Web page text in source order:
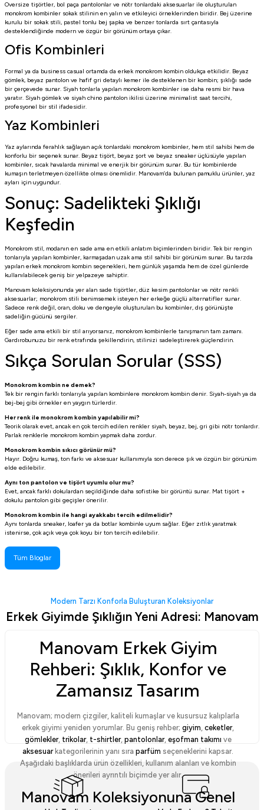
Oversize tişörtler, bol paça pantolonlar ve nötr tonlardaki aksesuarlar ile oluşturulan
monokrom kombinler sokak stilinin en yalın ve etkileyici örneklerinden biridir. Bej üzerine
kurulu bir sokak stili, pastel tonlu bej şapka ve benzer tonlarda sırt çantasıyla
desteklendiğinde modern ve özgür bir görünüm ortaya çıkar.
Ofis Kombinleri
Formal ya da business casual ortamda da erkek monokrom kombin oldukça etkilidir. Beyaz
gömlek, beyaz pantolon ve hafif gri detaylı kemer ile desteklenen bir kombin; şıklığı sade
bir çerçevede sunar. Siyah tonlarla yapılan monokrom kombinler ise daha resmi bir hava
yaratır. Siyah gömlek ve siyah chino pantolon ikilisi üzerine minimalist saat tercihi,
profesyonel bir stil ifadesidir.
Yaz Kombinleri
Yaz aylarında ferahlık sağlayan açık tonlardaki monokrom kombinler, hem stil sahibi hem de
konforlu bir seçenek sunar. Beyaz tişört, beyaz şort ve beyaz sneaker üçlüsüyle yapılan
kombinler, sıcak havalarda minimal ve enerjik bir görünüm sunar. Bu tür kombinlerde
kumaşın terletmeyen özellikte olması önemlidir. Manovam’da bulunan pamuklu ürünler, yaz
ayları için uygundur.
Sonuç: Sadelikteki Şıklığı
Keşfedin
Monokrom stil, modanın en sade ama en etkili anlatım biçimlerinden biridir. Tek bir rengin
tonlarıyla yapılan kombinler, karmaşadan uzak ama stil sahibi bir görünüm sunar. Bu tarzda
yapılan erkek monokrom kombin seçenekleri, hem günlük yaşamda hem de özel günlerde
kullanılabilecek geniş bir yelpazeye sahiptir.
Manovam koleksiyonunda yer alan sade tişörtler, düz kesim pantolonlar ve nötr renkli
aksesuarlar; monokrom stili benimsemek isteyen her erkeğe güçlü alternatifler sunar.
Sadece renk değil, oran, doku ve dengeyle oluşturulan bu kombinler, dış görünüşte
sadeliğin gücünü sergiler.
Eğer sade ama etkili bir stil arıyorsanız, monokrom kombinlerle tanışmanın tam zamanı.
Gardırobunuzu bir renk etrafında şekillendirin, stilinizi sadeleştirerek güçlendirin.
Sıkça Sorulan Sorular (SSS)
Monokrom kombin ne demek?
Tek bir rengin farklı tonlarıyla yapılan kombinlere monokrom kombin denir. Siyah-siyah ya da
bej-bej gibi örnekler en yaygın türlerdir.
Her renk ile monokrom kombin yapılabilir mi?
Teorik olarak evet, ancak en çok tercih edilen renkler siyah, beyaz, bej, gri gibi nötr tonlardır.
Parlak renklerle monokrom kombin yapmak daha zordur.
Monokrom kombin sıkıcı görünür mü?
Hayır. Doğru kumaş, ton farkı ve aksesuar kullanımıyla son derece şık ve özgün bir görünüm
elde edilebilir.
Aynı ton pantolon ve tişört uyumlu olur mu?
Evet, ancak farklı dokulardan seçildiğinde daha sofistike bir görüntü sunar. Mat tişört +
dokulu pantolon gibi geçişler önerilir.
Monokrom kombin ile hangi ayakkabı tercih edilmelidir?
Aynı tonlarda sneaker, loafer ya da botlar kombinle uyum sağlar. Eğer zıtlık yaratmak
istenirse, çok açık veya çok koyu bir ton tercih edilebilir.
Tüm Bloglar
Modern Tarzı Konforla Buluşturan Koleksiyonlar
Erkek Giyimde Şıklığın Yeni Adresi: Manovam
Manovam Erkek Giyim
Rehberi: Şıklık, Konfor ve
Zamansız Tasarım
Manovam; modern çizgiler, kaliteli kumaşlar ve kusursuz kalıplarla
erkek giyimi yeniden yorumlar. Bu geniş rehber; giyim, ceketler,
gömlekler, trikolar, t-shirtler, pantolonlar, eşofman takımı ve
aksesuarkategorilerinin yanı sıra parfüm seçeneklerini kapsar.
Aşağıdaki başlıklarda ürün özellikleri, kullanım alanları ve kombin
önerileri ayrıntılı biçimde yer alır.
Manovam Koleksiyonuna Genel